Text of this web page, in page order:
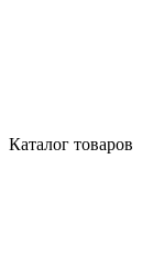
Каталог товаров